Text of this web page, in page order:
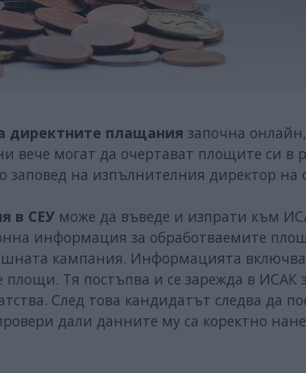
директните плащания започна
вече могат да очертават площите си в
заповед на изпълнителния директор на
в СЕУ може да въведе и изпрати към
информация за обработваемите
кампания. Информацията
Тя постъпва и се зарежда в ИСАК
След това кандидатът следва да
дали данните му са коректно